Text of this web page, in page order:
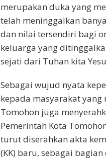
merupakan duka yang
telah meninggalkan
dan nilai tersendiri bagi
keluarga yang
sejati dari Tuhan kita
Sebagai wujud nyata
kepada masyarakat yang
Tomohon juga
Pemerintah Kota
turut diserahkan akta
(KK) baru, sebagai